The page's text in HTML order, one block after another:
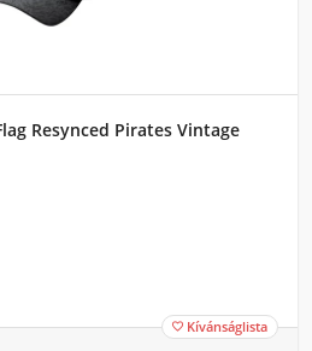
Resynced Pirates Vintage
 Kívánságlista